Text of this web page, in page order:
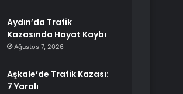
Aydın’da Trafik
Kazasında Hayat Kaybı
Ağustos 7, 2026
Aşkale’de Trafik Kazası:
7 Yaralı